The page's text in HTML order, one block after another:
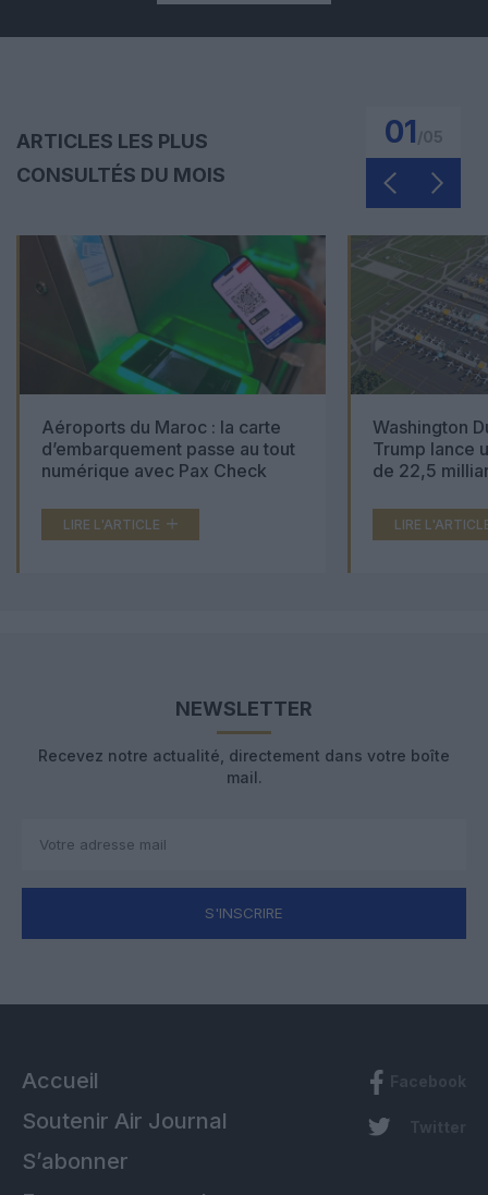
ARTICLES LES PLUS
CONSULTÉS DU MOIS
01
Aéroports du Maroc : la carte
d’embarquement passe au tout
numérique avec Pax Check
LIRE L'ARTICLE
Washington
Trump lance
de 22,5
LIRE
NEWSLETTER
Recevez notre actualité, directement dans votre boîte
mail.
S'INSCRIRE
Accueil
Soutenir Air Journal
S’abonner